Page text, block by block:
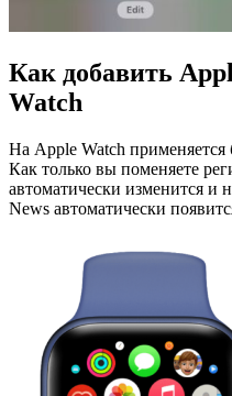
Как добавить
Watch
На Apple Watch применяется
Как только вы поменяете
автоматически изменится и
News автоматически